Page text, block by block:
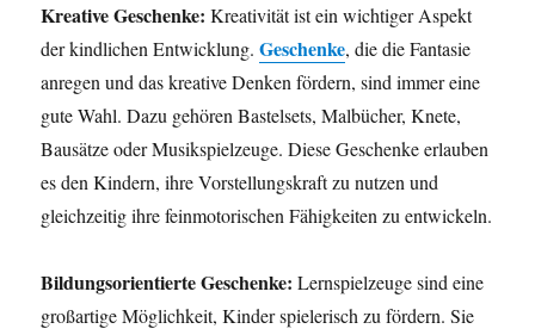
Kreative Geschenke: Kreativität ist ein wichtiger Aspekt
der kindlichen Entwicklung.Geschenke, die die Fantasie
anregen und das kreative Denken fördern, sind immer eine
gute Wahl. Dazu gehören Bastelsets, Malbücher, Knete,
Bausätze oder Musikspielzeuge. Diese Geschenke erlauben
es den Kindern, ihre Vorstellungskraft zu nutzen und
gleichzeitig ihre feinmotorischen Fähigkeiten zu entwickeln.
Bildungsorientierte Geschenke: Lernspielzeuge sind eine
großartige Möglichkeit, Kinder spielerisch zu fördern. Sie